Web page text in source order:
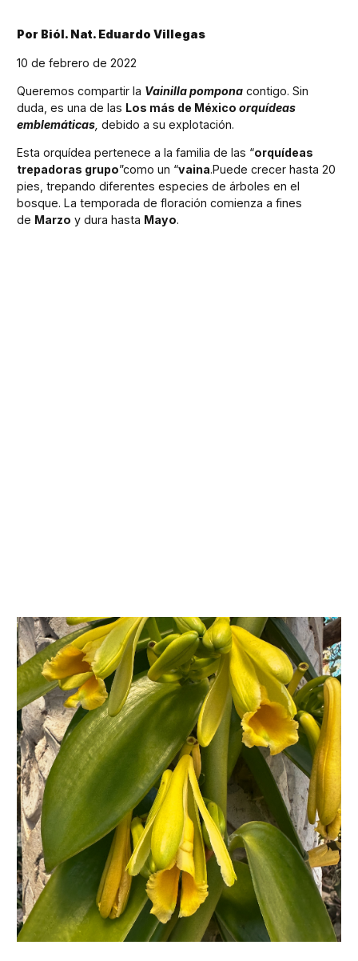
Por Biól. Nat. Eduardo Villegas
10 de febrero de 2022
Queremos compartir la Vainilla pompona contigo. Sin
duda, es una de las Los más de Méxicoorquídeas
emblemáticas debido a su explotación.
Esta orquídea pertenece a la familia de las “orquídeas
trepadoras grupo”como un “vaina.Puede crecer hasta 20
pies, trepando diferentes especies de árboles en el
bosque. La temporada de floración comienza a fines
de Marzo y dura hasta Mayo.